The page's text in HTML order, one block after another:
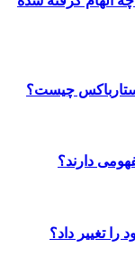
چیست؟
دارند؟
تغییر داد؟